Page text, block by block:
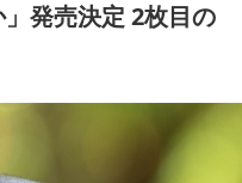
発売決定 2枚目の